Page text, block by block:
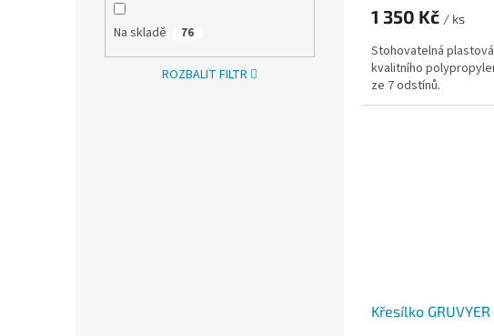
Na skladě 76
ROZBALIT FILTR
1 350 Kč / ks
Stohovatelná
kvalitního
ze 7 odstínů.
Křesílko GRUVYER